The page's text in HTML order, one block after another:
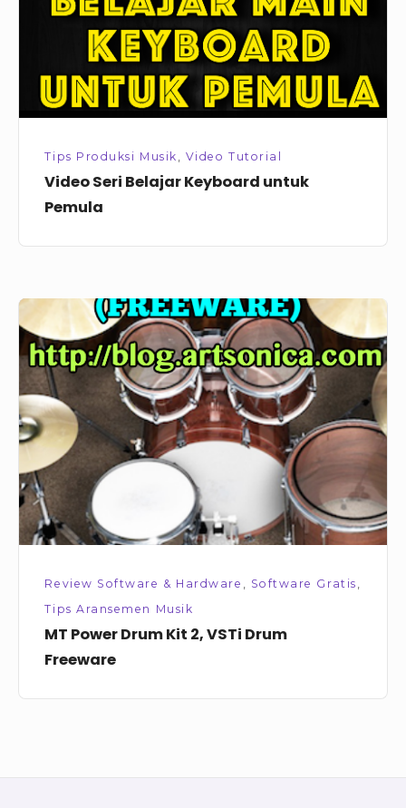
Pemula
Tips Produksi Musik Video Tutorial
Video Seri Belajar Keyboard untuk
Pemula
Power
Drum
Kit
2,
VSTi
Drum
Freeware
Review Software & Hardware Software Gratis
Tips Aransemen Musik
MT Power Drum Kit 2, VSTi Drum
Freeware